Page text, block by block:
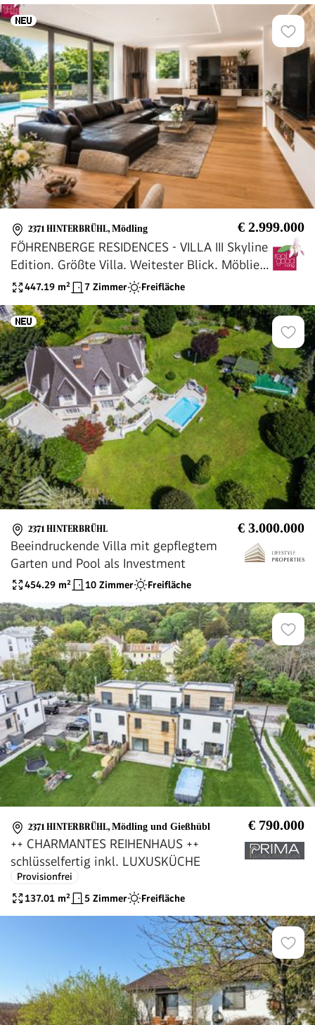
2371 HINTERBRÜHL, Mödling € 2.999.000
FÖHRENBERGE RESIDENCES - VILLA III Skyline
Edition. Größte Villa. Weitester Blick. Möbliert.
Klimatisiert.
447.19 m² 7 Zimmer Freifläche
2371 HINTERBRÜHL € 3.000.000
Beeindruckende Villa mit gepflegtem
Garten und Pool als Investment
454.29 m² 10 Zimmer Freifläche
2371 HINTERBRÜHL, Mödling und Gießhübl € 790.000
++ CHARMANTES REIHENHAUS ++
schlüsselfertig inkl. LUXUSKÜCHE
Provisionfrei
137.01 m² 5 Zimmer Freifläche